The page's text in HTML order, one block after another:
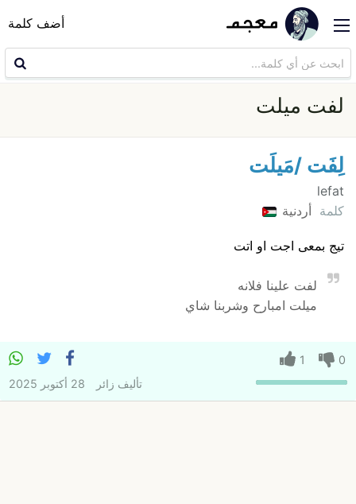
أضف كلمة
لفت ميلت
لِفَت /مَيلَت
lefat
كلمة أردنية
تيج بمعى اجت او اتت
لفت علينا فلانه
ميلت امبارح وشربنا شاي
0
1
تأليف زائر 28 أكتوبر 2025